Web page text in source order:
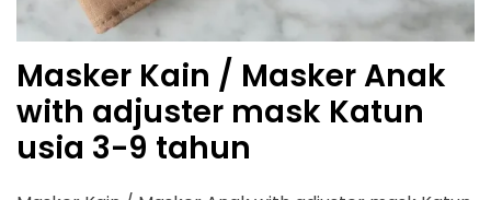
Masker Kain / Masker Anak
with adjuster mask Katun
usia 3-9 tahun